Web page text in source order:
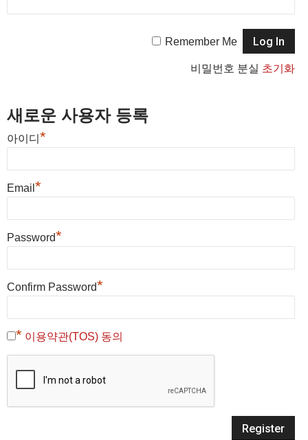
Remember Me
비밀번호 분실 초기화
새로운 사용자 등록
아이디 *
Email *
Password*
Confirm Password*
* 이용약관(TOS) 동의